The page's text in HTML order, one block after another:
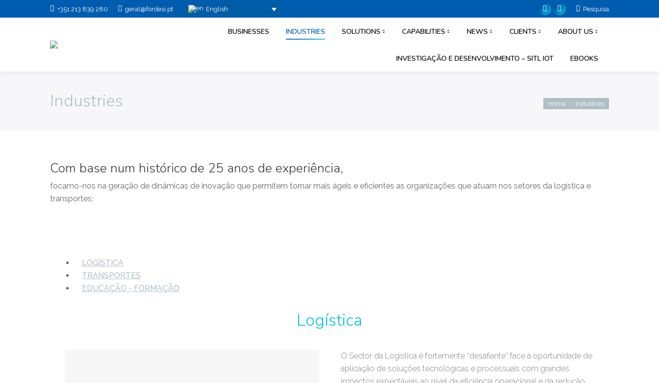
+351 213 839 280 geral@fordesi.pt English
Facebook
page
Linkedin
page
Search:
Pesquisa
BUSINESSES INDUSTRIES SOLUTIONS CAPABILITIES NEWS CLIENTS ABOUT US
INVESTIGAÇÃO E DESENVOLVIMENTO – SITL IOT EBOOKS
Industries You are here:
Home Industries
Com base num histórico de 25 anos de experiência,
focamo-nos na geração de dinâmicas de inovação que permitem tornar mais ágeis e eficientes as organizações que atuam nos setores da logística e
transportes:
LOGÍSTICA
TRANSPORTES
EDUCAÇÃO - FORMAÇÃO
Logística
O Sector da Logística é fortemente “desafiante” face à oportunidade de
aplicação de soluções tecnológicas e processuais com grandes
impactos expectáveis ao nível da eficiência operacional e da redução